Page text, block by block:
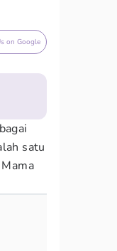
on Google
satu